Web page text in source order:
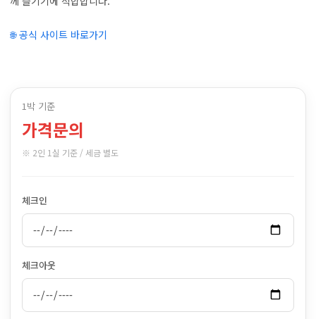
🌐 공식 사이트 바로가기
1박 기준
가격문의
※ 2인 1실 기준 / 세금 별도
체크인
체크아웃